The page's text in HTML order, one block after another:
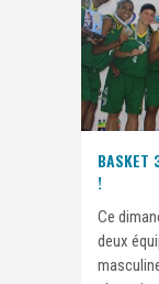
BASKET
!
Ce
deux